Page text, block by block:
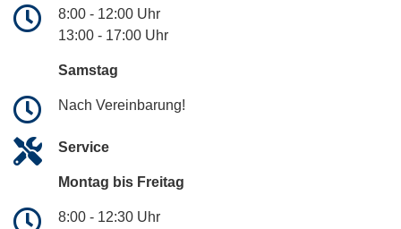
8:00 - 12:00 Uhr
13:00 - 17:00 Uhr
Samstag
Nach Vereinbarung!
Service
Montag bis Freitag
8:00 - 12:30 Uhr